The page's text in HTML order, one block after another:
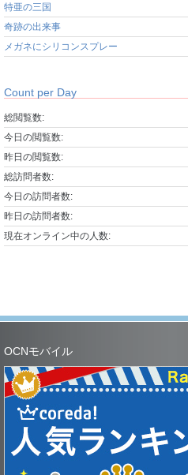
特亜の三国
奇跡の出来事
メガネにシリコンスプレー
Count per Day
総閲覧数:
今日の閲覧数:
昨日の閲覧数:
総訪問者数:
今日の訪問者数:
昨日の訪問者数:
現在オンライン中の人数:
OCNモバイル